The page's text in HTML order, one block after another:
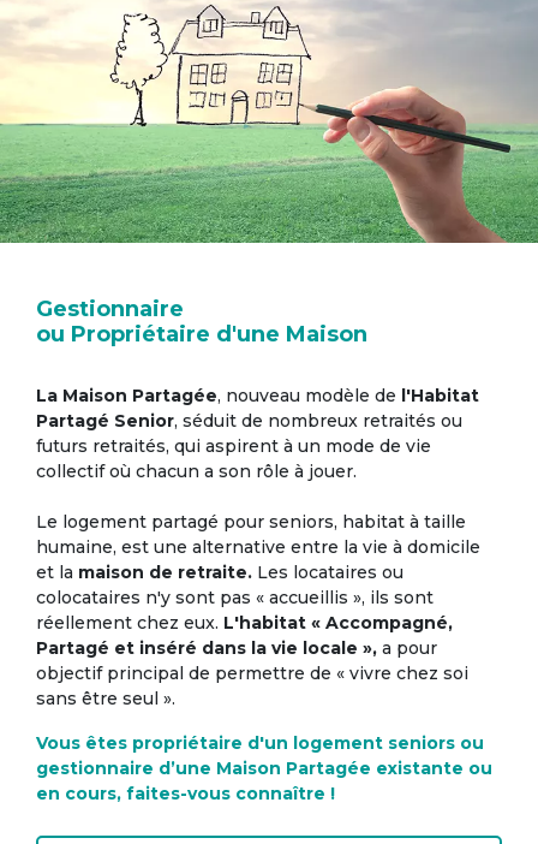
Gestionnaire
ou Propriétaire d'une Maison
La Maison Partagée, nouveau modèle de l'Habitat
Partagé Senior, séduit de nombreux retraités ou
futurs retraités, qui aspirent à un mode de vie
collectif où chacun a son rôle à jouer.
Le logement partagé pour seniors, habitat à taille
humaine, est une alternative entre la vie à domicile
et la maison de retraite. Les locataires ou
colocataires n'y sont pas « accueillis », ils sont
réellement chez eux. L'habitat « Accompagné,
Partagé et inséré dans la vie locale », a pour
objectif principal de permettre de « vivre chez soi
sans être seul ».
Vous êtes propriétaire d'un logement seniors ou
gestionnaire d’une Maison Partagée existante ou
en cours, faites-vous connaître !